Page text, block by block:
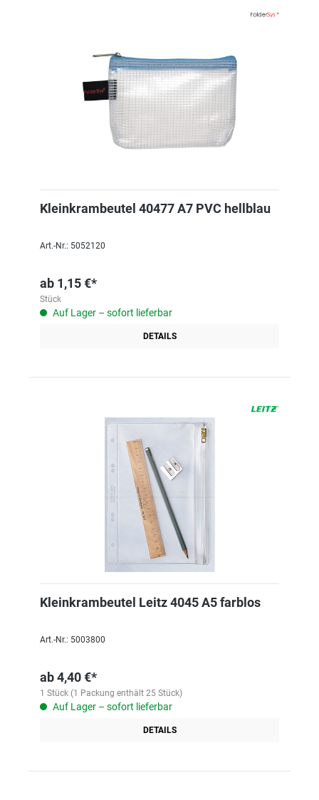
Kleinkrambeutel 40477 A7 PVC hellblau
Art.-Nr.: 5052120
ab 1,15 €*
Stück
Auf Lager – sofort lieferbar
DETAILS
Kleinkrambeutel Leitz 4045 A5 farblos
Art.-Nr.: 5003800
ab4,40 €*
1 Stück (1 Packung enthält 25 Stück)
Auf Lager – sofort lieferbar
DETAILS